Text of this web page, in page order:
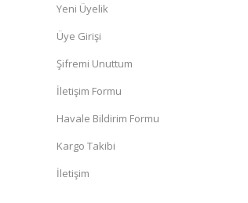
Yeni Üyelik
Üye Girişi
Şifremi Unuttum
İletişim Formu
Havale Bildirim Formu
Kargo Takibi
İletişim